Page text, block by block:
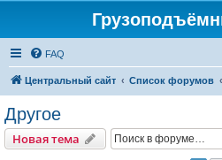
FAQ
Центральный сайт Список форумов
Другое
Новая тема